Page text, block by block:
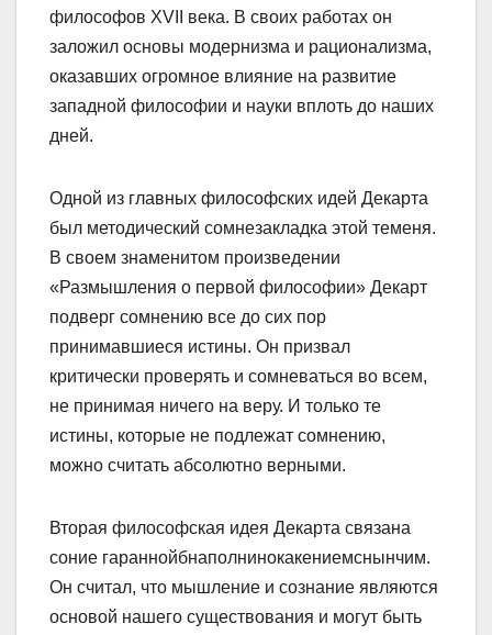
философов XVII века. В своих работах он
заложил основы модернизма и рационализма,
оказавших огромное влияние на развитие
западной философии и науки вплоть до наших
дней.
Одной из главных философских идей Декарта
был методический сомнезакладка этой теменя.
В своем знаменитом произведении
«Размышления о первой философии» Декарт
подверг сомнению все до сих пор
принимавшиеся истины. Он призвал
критически проверять и сомневаться во всем,
не принимая ничего на веру. И только те
истины, которые не подлежат сомнению,
можно считать абсолютно верными.
Вторая философская идея Декарта связана
соние гараннойбнаполнинокакениемснынчим.
Он считал, что мышление и сознание являются
основой нашего существования и могут быть